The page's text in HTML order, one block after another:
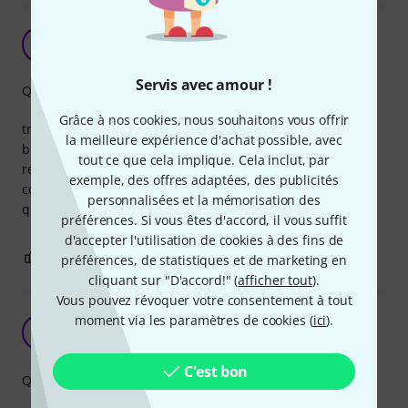
Servis avec amour !
Grâce à nos cookies, nous souhaitons vous offrir
la meilleure expérience d'achat possible, avec
tout ce que cela implique. Cela inclut, par
exemple, des offres adaptées, des publicités
personnalisées et la mémorisation des
préférences. Si vous êtes d'accord, il vous suffit
d'accepter l'utilisation de cookies à des fins de
préférences, de statistiques et de marketing en
cliquant sur "D'accord!" (afficher tout).
Vous pouvez révoquer votre consentement à tout
moment via les paramètres de cookies (ici).
C'est bon
harley59 10.02.2024
très bon produit, mais un soucis lors du déballage du colis
bien fermé.
reçu que deux caoutchoucs sur l'ensemble. réclamation en
cours mais connaissant le sérieux de Thomann, je pense
que le litige va vite être réglé .
Qualité de fabrication
0 SIGNALER L'ÉVALUATION
Ok mais
Qualité de fabrication